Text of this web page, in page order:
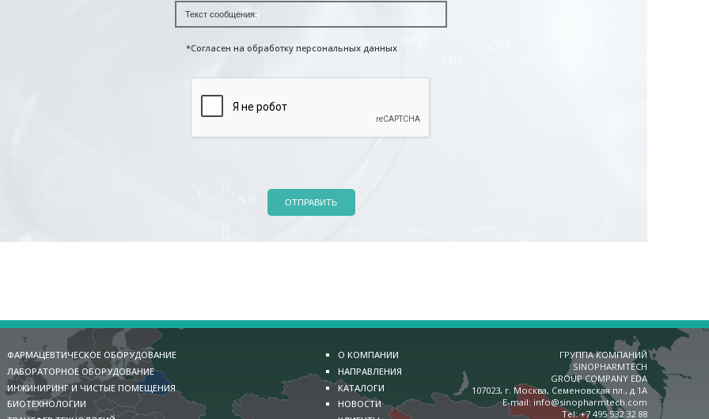
*Согласен на обработку персональных данных
ОТПРАВИТЬ
ФАРМАЦЕВТИЧЕСКОЕ ОБОРУДОВАНИЕ
ЛАБОРАТОРНОЕ ОБОРУДОВАНИЕ
ИНЖИНИРИНГ И ЧИСТЫЕ ПОМЕЩЕНИЯ
БИОТЕХНОЛОГИИ
О КОМПАНИИ
НАПРАВЛЕНИЯ
КАТАЛОГИ
НОВОСТИ
ГРУППА КОМПАНИЙ
SINOPHARMTECH
GROUP COMPANY EDA
107023, г. Москва, Семеновская пл., д.1А
E-mail: info@sinopharmtech.com
Теl:+7 495 532 32 88